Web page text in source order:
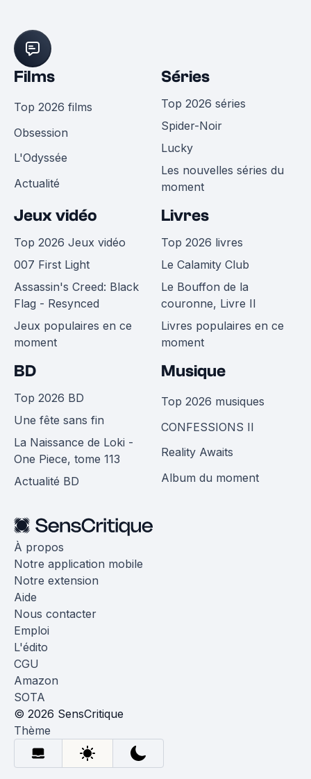
Films
Top 2026 films
Obsession
L'Odyssée
Actualité
Séries
Top 2026 séries
Spider-Noir
Lucky
Les nouvelles séries du
moment
Jeux vidéo
Top 2026 Jeux vidéo
007 First Light
Assassin's Creed: Black
Flag - Resynced
Jeux populaires en ce
moment
Livres
Top 2026 livres
Le Calamity Club
Le Bouffon de la
couronne, Livre II
Livres populaires en ce
moment
BD
Top 2026 BD
Une fête sans fin
La Naissance de Loki -
One Piece, tome 113
Actualité BD
Musique
Top 2026 musiques
CONFESSIONS II
Reality Awaits
Album du moment
À propos
Notre application mobile
Notre extension
Aide
Nous contacter
Emploi
L'édito
CGU
Amazon
SOTA
© 2026 SensCritique
Thème